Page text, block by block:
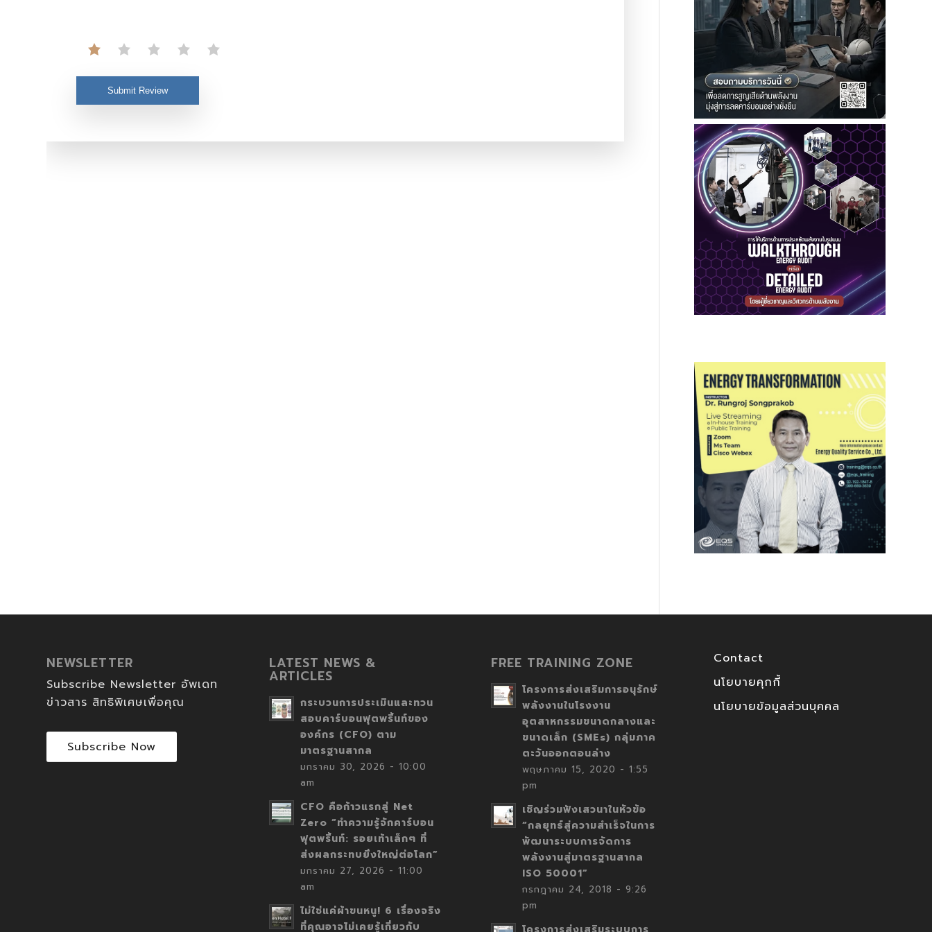
Submit Review
NEWSLETTER
Subscribe Newsletter อัพเดท
ข่าวสาร สิทธิพิเศษเพื่อคุณ
Subscribe Now
LATEST NEWS &
ARTICLES
กระบวนการประเมินและทวน
สอบคาร์บอนฟุตพริ้นท์ของ
องค์กร (CFO) ตาม
มาตรฐานสากล
มกราคม 30, 2026 - 10:00
am
CFO คือก้าวแรกสู่ Net
Zero “ทำความรู้จักคาร์บอน
ฟุตพริ้นท์: รอยเท้าเล็กๆ ที่
ส่งผลกระทบยิ่งใหญ่ต่อโลก”
มกราคม 27, 2026 - 11:00
am
ไม่ใช่แค่ผ้าขนหนู! 6 เรื่องจริง
ที่คุณอาจไม่เคยรู้เกี่ยวกับ
FREE TRAINING ZONE
โครงการส่งเสริมการอนุรักษ์
พลังงานในโรงงาน
อุตสาหกรรมขนาดกลางและ
ขนาดเล็ก (SMEs) กลุ่มภาค
ตะวันออกตอนล่าง
พฤษภาคม 15, 2020 - 1:55
pm
เชิญร่วมฟังเสวนาในหัวข้อ
“กลยุทธ์สู่ความสำเร็จในการ
พัฒนาระบบการจัดการ
พลังงานสู่มาตรฐานสากล
ISO 50001”
กรกฎาคม 24, 2018 - 9:26
pm
Contact
นโยบายคุกกี้
นโยบายข้อมูลส่วนบุคคล